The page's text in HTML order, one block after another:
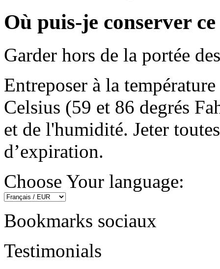
Où puis-je conserver
Garder hors de la portée
Entreposer à la
Celsius (59 et 86 degrés
et de l'humidité. Jeter
d’expiration.
Choose Your language:
Bookmarks sociaux
Testimonials